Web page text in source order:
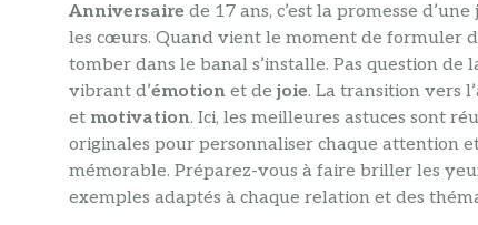
Anniversaire de 17 ans, c’est la promesse
les cœurs. Quand vient le moment de formuler
tomber dans le banal s’installe. Pas question de
vibrant d’émotion et de joie. La transition vers
et motivation. Ici, les meilleures astuces sont
originales pour personnaliser chaque attention
mémorable. Préparez-vous à faire briller les
exemples adaptés à chaque relation et des